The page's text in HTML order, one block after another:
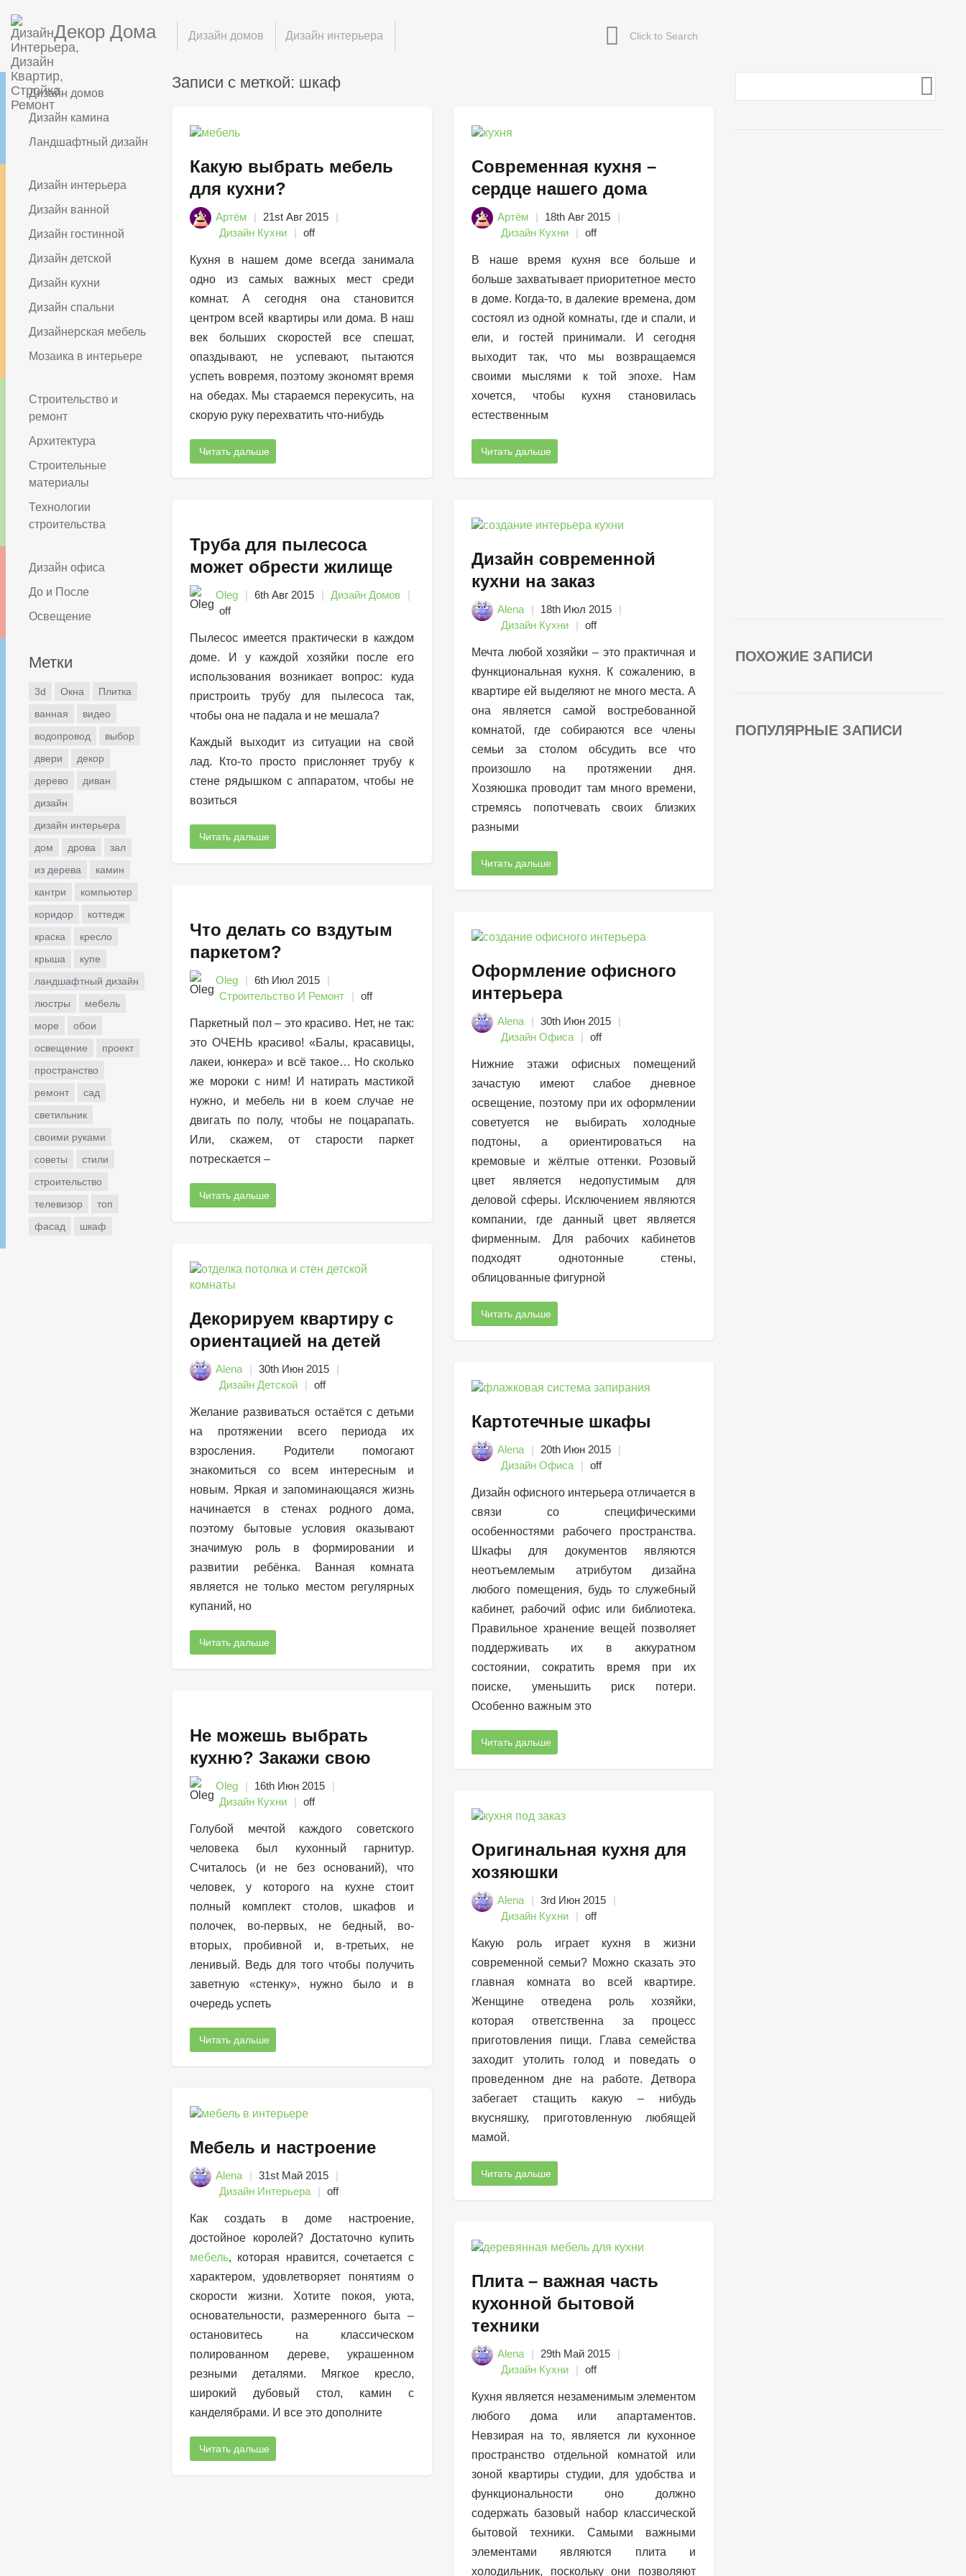
Декор Дома Дизайн домов Дизайн интерьера
Дизайн домов
Дизайн камина
Ландшафтный дизайн
Дизайн интерьера
Дизайн ванной
Дизайн гостинной
Дизайн детской
Дизайн кухни
Дизайн спальни
Дизайнерская мебель
Мозаика в интерьере
Строительство и
ремонт
Архитектура
Строительные
материалы
Технологии
строительства
Дизайн офиса
До и После
Освещение
Метки
3d Окна
Плитка
ванная
видео
водопровод
выбор
двери
декор
дерево
диван
дизайн
дизайн интерьера
дом
дрова
зал
из дерева
камин
кантри
компьютер
коридор
коттедж
краска
кресло
крыша
купе
ландшафтный дизайн
люстры
мебель
море
обои
освещение
проект
пространство
ремонт
сад
светильник
своими руками
советы
стили
строительство
телевизор
топ
фасад
шкаф
Записи с меткой: шкаф
Какую выбрать мебель
для кухни?
Артём
21st Авг 2015
Дизайн Кухни
off
Кухня в нашем доме всегда занимала
одно из самых важных мест среди
комнат. А сегодня она становится
центром всей квартиры или дома. В наш
век больших скоростей все спешат,
опаздывают, не успевают, пытаются
успеть вовремя, поэтому экономят время
на обедах. Мы стараемся перекусить, на
скорую руку перехватить что-нибудь
Читать дальше
Труба для пылесоса
может обрести жилище
Oleg 6th Авг 2015
Дизайн Домов
off
Пылесос имеется практически в каждом
доме. И у каждой хозяйки после его
использования возникает вопрос: куда
пристроить трубу для пылесоса так,
чтобы она не падала и не мешала?
Каждый выходит из ситуации на свой
лад. Кто-то просто прислоняет трубу к
стене рядышком с аппаратом, чтобы не
возиться
Читать дальше
Что делать со вздутым
паркетом?
Oleg
6th Июл 2015
Строительство И Ремонт
off
Паркетный пол – это красиво. Нет, не так:
это ОЧЕНЬ красиво! «Балы, красавицы,
лакеи, юнкера» и всё такое… Но сколько
же мороки с ним! И натирать мастикой
нужно, и мебель ни в коем случае не
двигать по полу, чтобы не поцарапать.
Или, скажем, от старости паркет
потрескается –
Читать дальше
Декорируем квартиру с
ориентацией на детей
Alena
30th Июн 2015
Дизайн Детской
off
Желание развиваться остаётся с детьми
на протяжении всего периода их
взросления. Родители помогают
знакомиться со всем интересным и
новым. Яркая и запоминающаяся жизнь
начинается в стенах родного дома,
поэтому бытовые условия оказывают
значимую роль в формировании и
развитии ребёнка. Ванная комната
является не только местом регулярных
купаний, но
Читать дальше
Не можешь выбрать
кухню? Закажи свою
Oleg
16th Июн 2015
Дизайн Кухни
off
Голубой мечтой каждого советского
человека был кухонный гарнитур.
Считалось (и не без оснований), что
человек, у которого на кухне стоит
полный комплект столов, шкафов и
полочек, во-первых, не бедный, во-
вторых, пробивной и, в-третьих, не
ленивый. Ведь для того чтобы получить
заветную «стенку», нужно было и в
очередь успеть
Читать дальше
Мебель и настроение
Alena
31st Май 2015
Дизайн Интерьера
off
Как создать в доме настроение,
достойное королей? Достаточно купить
мебель, которая нравится, сочетается с
характером, удовлетворяет понятиям о
скорости жизни. Хотите покоя, уюта,
основательности, размеренного быта –
остановитесь на классическом
полированном дереве, украшенном
резными деталями. Мягкое кресло,
широкий дубовый стол, камин с
канделябрами. И все это дополните
Читать дальше
Современная кухня –
сердце нашего дома
Артём
18th Авг 2015
Дизайн Кухни
off
В наше время кухня все больше и
больше захватывает приоритетное место
в доме. Когда-то, в далекие времена, дом
состоял из одной комнаты, где и спали, и
ели, и гостей принимали. И сегодня
выходит так, что мы возвращаемся
своими мыслями к той эпохе. Нам
хочется, чтобы кухня становилась
естественным
Читать дальше
Дизайн современной
кухни на заказ
Alena
18th Июл 2015
Дизайн Кухни
off
Мечта любой хозяйки – это практичная и
функциональная кухня. К сожалению, в
квартире ей выделяют не много места. А
она является самой востребованной
комнатой, где собираются все члены
семьи за столом обсудить все что
произошло на протяжении дня.
Хозяюшка проводит там много времени,
стремясь попотчевать своих близких
разными
Читать дальше
Оформление офисного
интерьера
Alena
30th Июн 2015
Дизайн Офиса
off
Нижние этажи офисных помещений
зачастую имеют слабое дневное
освещение, поэтому при их оформлении
советуется не выбирать холодные
подтоны, а ориентироваться на
кремовые и жёлтые оттенки. Розовый
цвет является недопустимым для
деловой сферы. Исключением являются
компании, где данный цвет является
фирменным. Для рабочих кабинетов
подходят однотонные стены,
облицованные фигурной
Читать дальше
Картотечные шкафы
Alena
20th Июн 2015
Дизайн Офиса
off
Дизайн офисного интерьера отличается в
связи со специфическими
особенностями рабочего пространства.
Шкафы для документов являются
неотъемлемым атрибутом дизайна
любого помещения, будь то служебный
кабинет, рабочий офис или библиотека.
Правильное хранение вещей позволяет
поддерживать их в аккуратном
состоянии, сократить время при их
поиске, уменьшить риск потери.
Особенно важным это
Читать дальше
Оригинальная кухня для
хозяюшки
Alena
3rd Июн 2015
Дизайн Кухни
off
Какую роль играет кухня в жизни
современной семьи? Можно сказать это
главная комната во всей квартире.
Женщине отведена роль хозяйки,
которая ответственна за процесс
приготовления пищи. Глава семейства
заходит утолить голод и поведать о
проведенном дне на работе. Детвора
забегает стащить какую – нибудь
вкусняшку, приготовленную любящей
мамой.
Читать дальше
Плита – важная часть
кухонной бытовой
техники
Alena
29th Май 2015
Дизайн Кухни
off
Кухня является незаменимым элементом
любого дома или апартаментов.
Невзирая на то, является ли кухонное
пространство отдельной комнатой или
зоной квартиры студии, для удобства и
функциональности оно должно
содержать базовый набор классической
бытовой техники. Самыми важными
элементами являются плита и
холодильник, поскольку они позволяют
ПОХОЖИЕ ЗАПИСИ
ПОПУЛЯРНЫЕ ЗАПИСИ